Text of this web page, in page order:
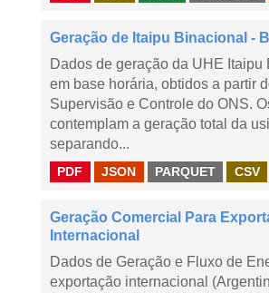
Geração de Itaipu Binacional -
Dados de geração da UHE Itaipu
em base horária, obtidos a partir
Supervisão e Controle do ONS.
contemplam a geração total da
separando...
PDF JSON PARQUET CSV
Geração Comercial Para
Internacional
Dados de Geração e Fluxo de
exportação internacional